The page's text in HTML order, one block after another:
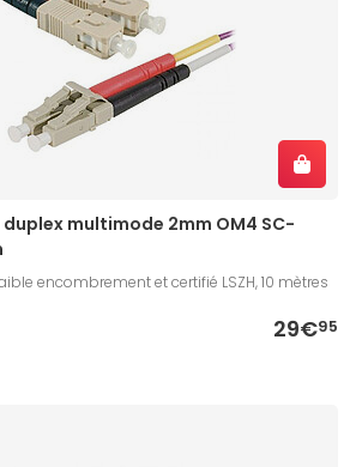
multimode 2mm OM4 SC-
encombrement et certifié LSZH, 10 mètres
29€95